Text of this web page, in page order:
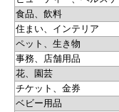
食品、飲料
住まい、インテリア
ペット、生き物
事務、店舗用品
花、園芸
チケット、金券
ベビー用品